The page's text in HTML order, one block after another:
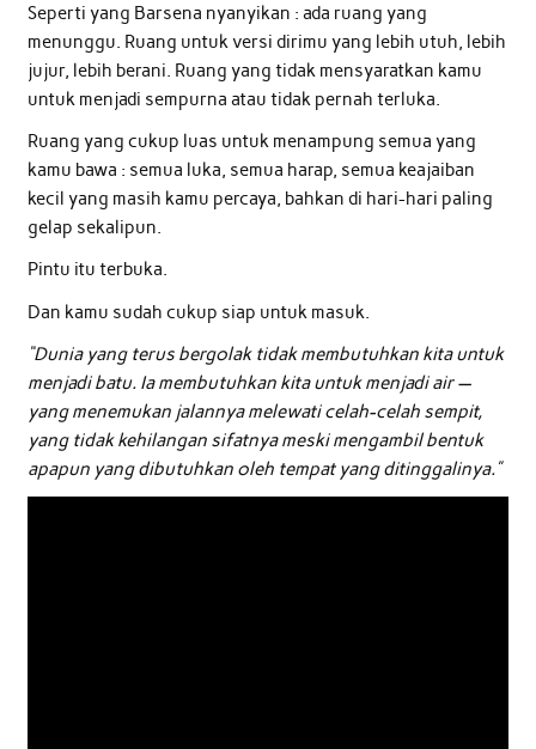
Seperti yang Barsena nyanyikan : ada ruang yang
menunggu. Ruang untuk versi dirimu yang lebih utuh, lebih
jujur, lebih berani. Ruang yang tidak mensyaratkan kamu
untuk menjadi sempurna atau tidak pernah terluka.
Ruang yang cukup luas untuk menampung semua yang
kamu bawa : semua luka, semua harap, semua keajaiban
kecil yang masih kamu percaya, bahkan di hari-hari paling
gelap sekalipun.
Pintu itu terbuka.
Dan kamu sudah cukup siap untuk masuk.
“Dunia yang terus bergolak tidak membutuhkan kita untuk
menjadi batu. Ia membutuhkan kita untuk menjadi air —
yang menemukan jalannya melewati celah-celah sempit,
yang tidak kehilangan sifatnya meski mengambil bentuk
apapun yang dibutuhkan oleh tempat yang ditinggalinya.”